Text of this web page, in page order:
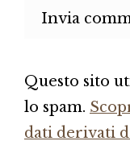
Questo sito
lo spam.
dati derivati